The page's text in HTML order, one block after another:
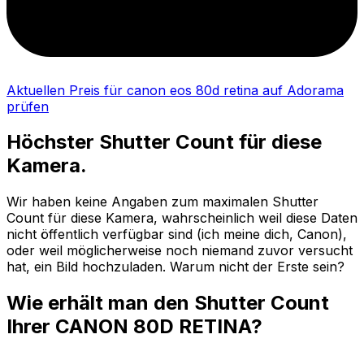
Aktuellen Preis für canon eos 80d retina auf Adorama
prüfen
Höchster Shutter Count für diese
Kamera.
Wir haben keine Angaben zum maximalen Shutter
Count für diese Kamera, wahrscheinlich weil diese Daten
nicht öffentlich verfügbar sind (ich meine dich, Canon),
oder weil möglicherweise noch niemand zuvor versucht
hat, ein Bild hochzuladen. Warum nicht der Erste sein?
Wie erhält man den Shutter Count
Ihrer CANON 80D RETINA?